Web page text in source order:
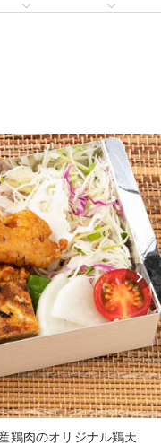
鶏肉のオリジナル鶏天